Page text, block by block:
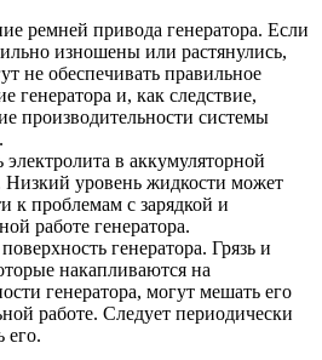
ремней привода генератора. Если
изношены или растянулись,
не обеспечивать правильное
генератора и, как следствие,
производительности системы
электролита в аккумуляторной
Низкий уровень жидкости может
к проблемам с зарядкой и
работе генератора.
генератора. Грязь и
накапливаются на
генератора, могут мешать его
работе. Следует периодически
его.